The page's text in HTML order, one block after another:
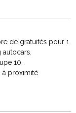
de gratuités pour 1
autocars
10
à proximité